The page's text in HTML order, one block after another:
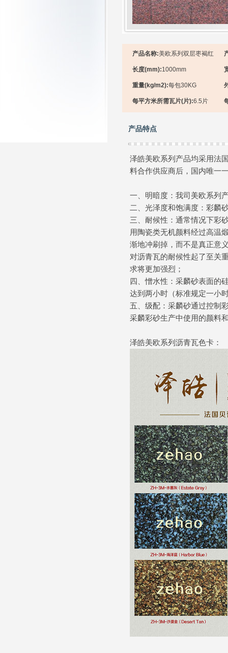
产品名称:美欧系列双层枣褐红
长度(mm):1000mm
重量(kg/m2):每包30KG
每平方米所需瓦片(片):6.5片
产品特点
泽皓美欧系列产品均采用法
料合作供应商后，国内唯一
一、明暗度：我司美欧系列
二、光泽度和饱满度：彩麟
三、耐候性：通常情况下彩
用陶瓷类无机颜料经过高温
渐地冲刷掉，而不是真正意
对沥青瓦的耐候性起了至关
求将更加强烈；
四、憎水性：采麟砂表面的
达到两小时（标准规定一小
五、级配：采麟砂通过控制
采麟彩砂生产中使用的颜料
泽皓美欧系列沥青瓦色卡：